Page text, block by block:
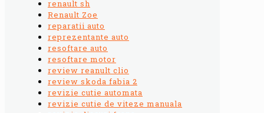
renault sh
Renault Zoe
reparatii auto
reprezentante auto
resoftare auto
resoftare motor
review reanult clio
review skoda fabia 2
revizie cutie automata
revizie cutie de viteze manuala